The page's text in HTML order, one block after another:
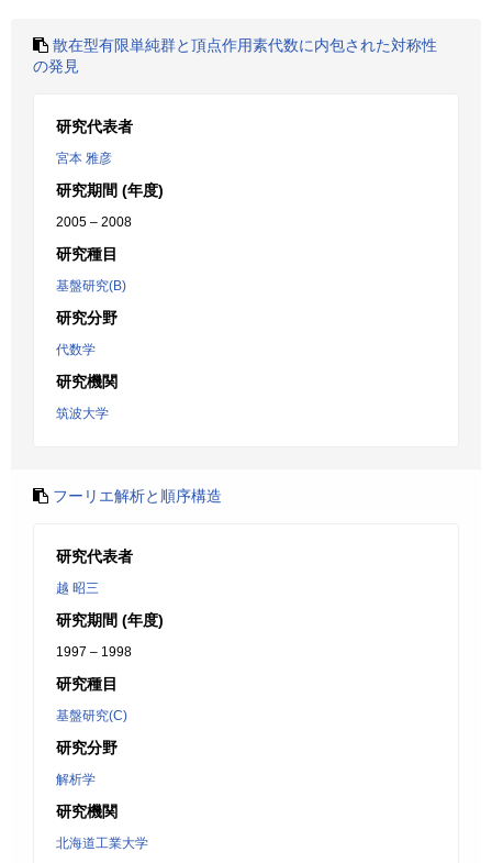
散在型有限単純群と頂点作用素代数に内包された対称性
の発見
研究代表者
宮本 雅彦
研究期間 (年度)
2005 – 2008
研究種目
基盤研究(B)
研究分野
代数学
研究機関
筑波大学
フーリエ解析と順序構造
研究代表者
越 昭三
研究期間 (年度)
1997 – 1998
研究種目
基盤研究(C)
研究分野
解析学
研究機関
北海道工業大学